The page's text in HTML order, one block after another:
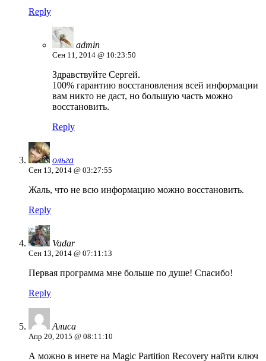
Reply
admin
Сен 11, 2014 @ 10:23:50
Здравствуйте Сергей.
100% гарантию восстановления всей информации
вам никто не даст, но большую часть можно
восстановить.
Reply
ольга
Сен 13, 2014 @ 03:27:55
Жаль, что не всю информацию можно восстановить.
Reply
Vadar
Сен 13, 2014 @ 07:11:13
Первая программа мне больше по душе! Спасибо!
Reply
Алиса
Апр 20, 2015 @ 08:11:10
А можно в инете на Magic Partition Recovery найти ключ